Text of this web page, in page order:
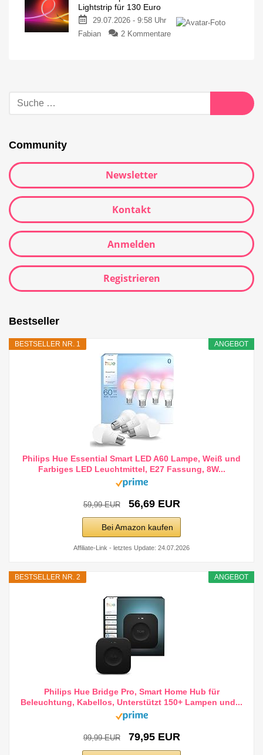
Lightstrip für 130 Euro
29.07.2026 - 9:58 Uhr
Fabian
2 Kommentare
Community
Newsletter
Kontakt
Anmelden
Registrieren
Bestseller
ANGEBOT
BESTSELLER NR. 1
Philips Hue Essential Smart LED A60 Lampe, Weiß und
Farbiges LED Leuchtmittel, E27 Fassung, 8W...
59,99 EUR 56,69 EUR
Bei Amazon kaufen
Affiliate-Link - letztes Update: 24.07.2026
ANGEBOT
BESTSELLER NR. 2
Philips Hue Bridge Pro, Smart Home Hub für
Beleuchtung, Kabellos, Unterstützt 150+ Lampen und...
99,99 EUR 79,95 EUR